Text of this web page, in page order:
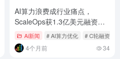
# 人工智能 AI
AI算力浪费成行业痛点，
ScaleOps获1.3亿美元融资，
以全自动平台优化云与GPU资
源
Ai新闻 # AI算力优化 # C轮融资
4个月前 34